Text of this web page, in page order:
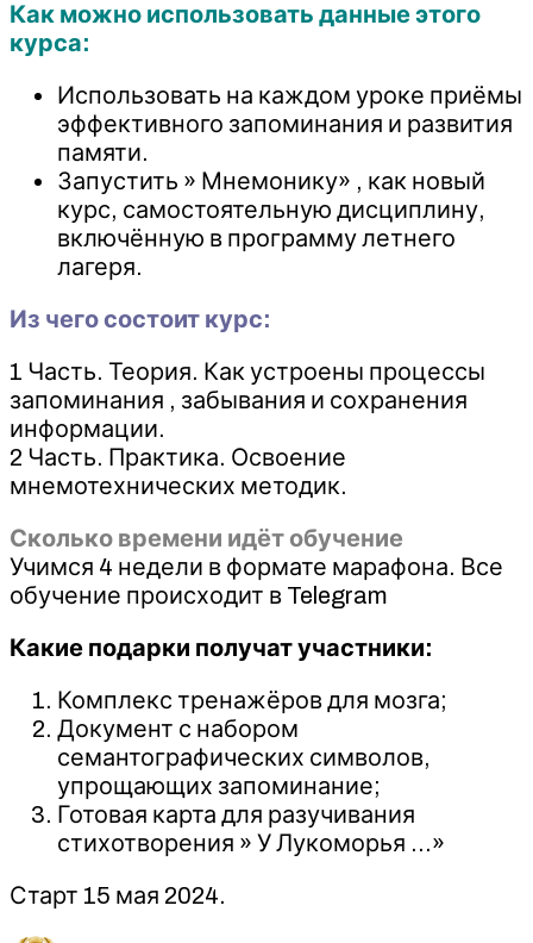
Как можно использовать данные этого
курса:
Использовать на каждом уроке приёмы
эффективного запоминания и развития
памяти.
Запустить » Мнемонику» , как новый
курс, самостоятельную дисциплину,
включённую в программу летнего
лагеря.
Из чего состоит курс:
1 Часть. Теория. Как устроены процессы
запоминания , забывания и сохранения
информации.
2 Часть. Практика. Освоение
мнемотехнических методик.
Сколько времени идёт обучение
Учимся 4 недели в формате марафона. Все
обучение происходит в Telegram
Какие подарки получат участники:
Комплекс тренажёров для мозга;
Документ с набором
семантографических символов,
упрощающих запоминание;
Готовая карта для разучивания
стихотворения » У Лукоморья …»
Старт 15 мая 2024.